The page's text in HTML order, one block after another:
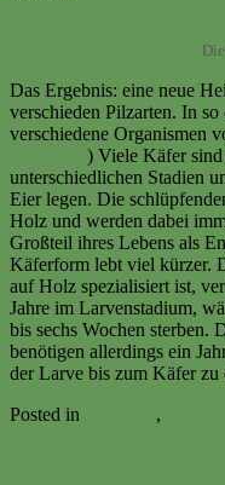
Das Ergebnis: eine neue
verschieden Pilzarten. In
verschiedene Organismen
) Viele Käfer
unterschiedlichen Stadien
Eier legen. Die
Holz und werden dabei
Großteil ihres Lebens als
Käferform lebt viel kürzer.
auf Holz spezialisiert ist,
Jahre im Larvenstadium,
bis sechs Wochen sterben.
benötigen allerdings ein
der Larve bis zum Käfer zu
Posted in
,